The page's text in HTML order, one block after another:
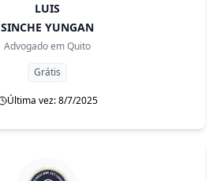
LUIS
SINCHE YUNGAN
Advogado emQuito
Grátis
Última vez: 8/7/2025